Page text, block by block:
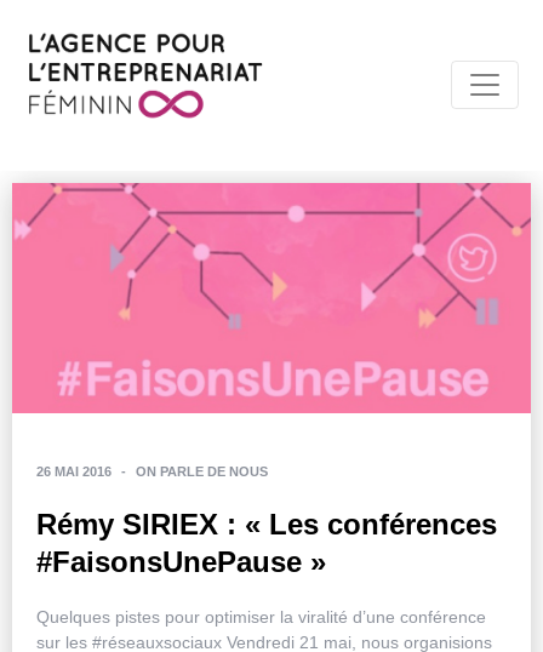
26 MAI 2016 - ON PARLE DE NOUS
Rémy SIRIEX : « Les conférences
#FaisonsUnePause »
Quelques pistes pour optimiser la viralité d’une conférence
sur les #réseauxsociaux Vendredi 21 mai, nous organisions